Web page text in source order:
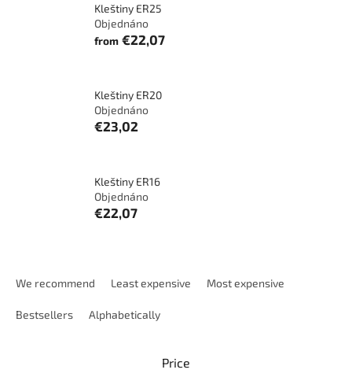
Kleštiny ER25
Objednáno
from €22,07
Kleštiny ER20
Objednáno
€23,02
Kleštiny ER16
Objednáno
€22,07
We recommend Least expensive Most expensive
Bestsellers Alphabetically
Price